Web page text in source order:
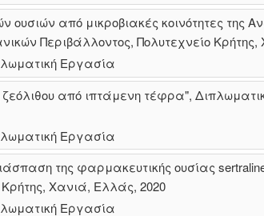
από μικροβιακές κοινότητες της
Περιβάλλοντος, Πολυτεχνείο
Εργασία
από ιπτάμενη τέφρα",
Εργασία
της φαρμακευτικής ουσίας
Χανιά, Ελλάς, 2020
Εργασία